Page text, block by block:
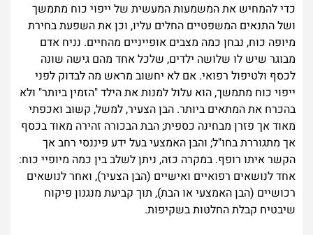
כדי להמחיש את המשמעות המעשית של ייפוי כוח מתמשך
ושל התנאים המשפטיים החלים עליו, וכן את השפעת בחירת
מיופה כוח, נבחן כמה מצבים אופייניים מהחיים. נניח אדם
מבוגר שיש לו שלושה ילדים, שלכל אחד מהם גישה שונה
לכסף ולטיפול רפואי. אם לא יחשוב מראש מה לבדוק לפני
ייפוי כוח מתמשך, הוא עלול למנות את הילד "הזמין ביותר" ולא
בהכרח את המתאים ביותר. הבן הצעיר, למשל, קשוב ואכפתי
מאוד אך פזרן מבחינה כספית; הבת הבכורה זהירה מאוד בכסף
אך מתגוררת בחו"ל; והבן האמצעי בעל ידע פיננסי רחב אך
הקשר איתו רופף. במקרה כזה, ניתן לשלב בין כמה מיופיי כוח:
אחד לנושאים רפואיים ואישיים (הבן הצעיר), ואחר לנושאים
רכושיים (הבן האמצעי או הבת), תוך קביעת מנגנון פיקוח
שיבטיח קבלת החלטות בשקיפות.